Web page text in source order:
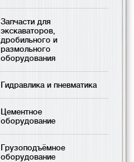
Запчасти для
экскаваторов,
дробильного и
размольного
оборудования
Гидравлика и пневматика
Цементное
оборудование
Грузоподъёмное
оборудование